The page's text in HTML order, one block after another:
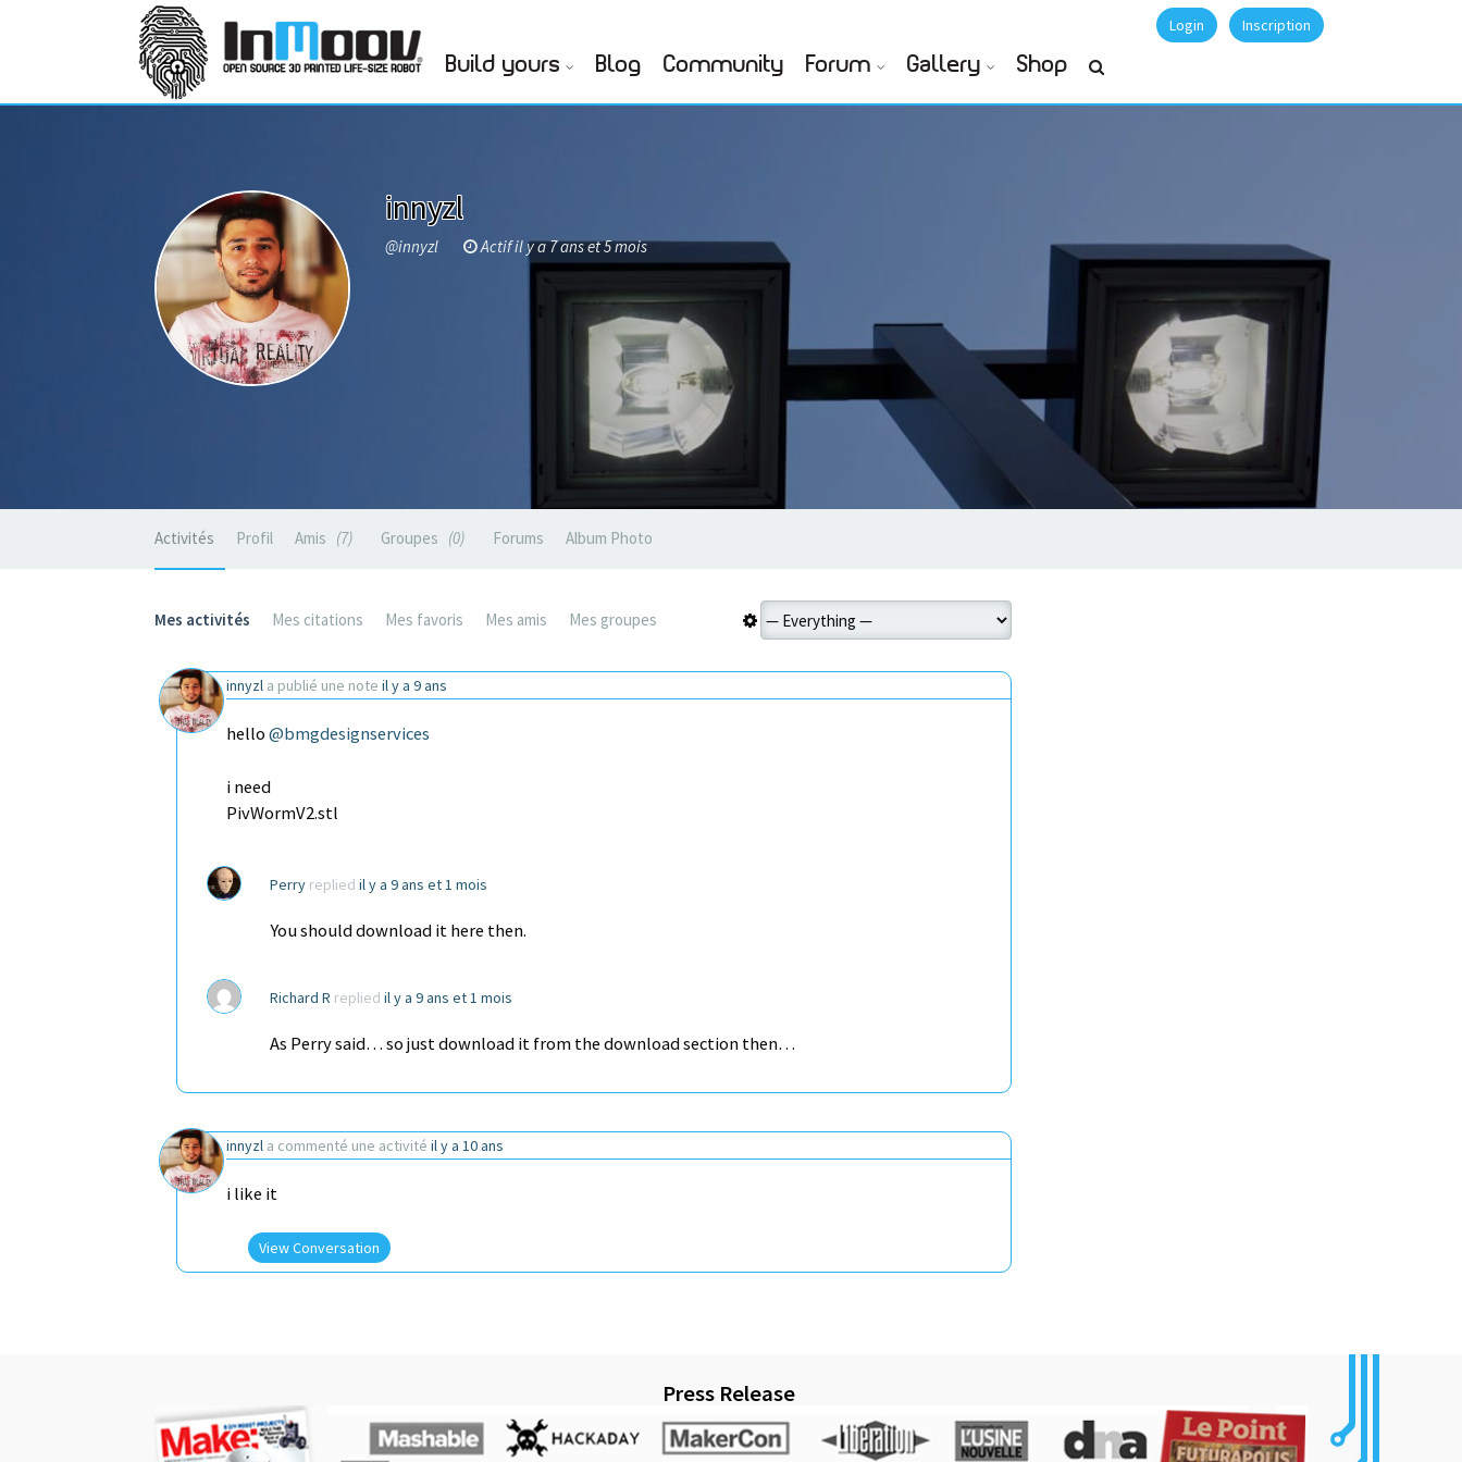
Login Inscription
Build yours Blog Community Forum Gallery Shop
innyzl
@innyzl Actif il y a 7 ans et 5 mois
Activités Profil Amis 7 Groupes 0 Forums Album Photo
Mes activités Mes citations Mes favoris Mes amis Mes groupes
innyzl a publié une note il y a 9 ans
hello@bmgdesignservices
i need
PivWormV2.stl
Perry replied il y a 9 ans et 1 mois
You should download it here then.
Richard R replied il y a 9 ans et 1 mois
As Perry said… so just download it from the download section then…
innyzl a commenté une activité il y a 10 ans
i like it
View Conversation
Press Release